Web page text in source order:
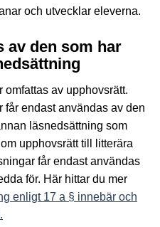
och utvecklar eleverna.
av den som har
omfattas av upphovsrätt.
får endast användas av den
läsnedsättning som
upphovsrätt till litterära
får endast användas
för. Här hittar du mer
enligt 17 a § innebär och